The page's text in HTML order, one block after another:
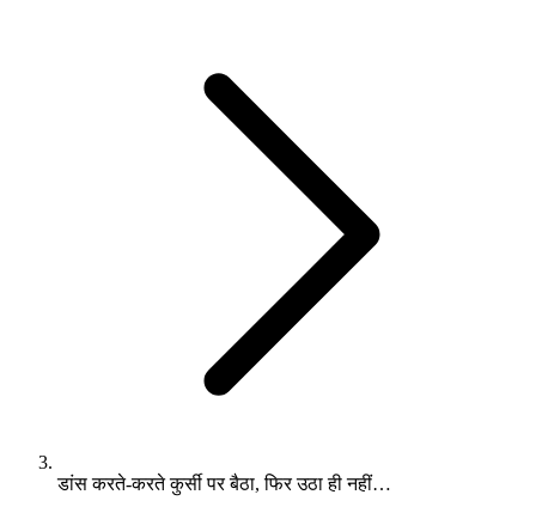
डांस करते-करते कुर्सी पर बैठा, फिर उठा ही नहीं…